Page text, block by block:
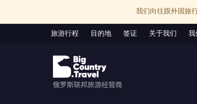
我们向往跟外国旅
旅游行程 目的地 签证 关于我们 我